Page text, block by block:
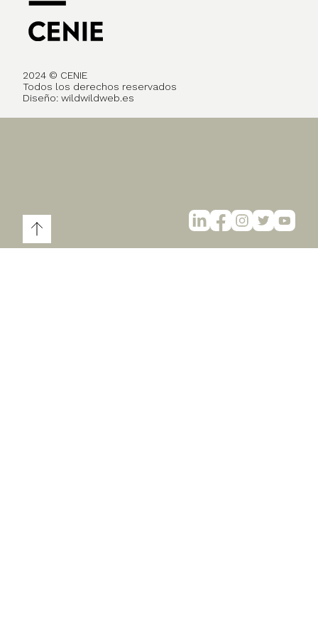
2024 © CENIE
Todos los derechos reservados
Diseño: wildwildweb.es